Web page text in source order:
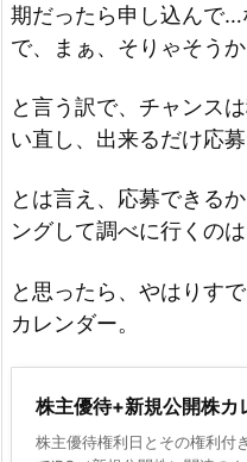
期だったら申し込んで
で、まぁ、そりゃそうか
と言う訳で、チャンス
い直し、出来るだけ応
とは言え、応募できる
ングして調べに行くの
と思ったら、やはりす
カレンダー。
株主優待+新規公開株カ
株主優待権利日とその権利付